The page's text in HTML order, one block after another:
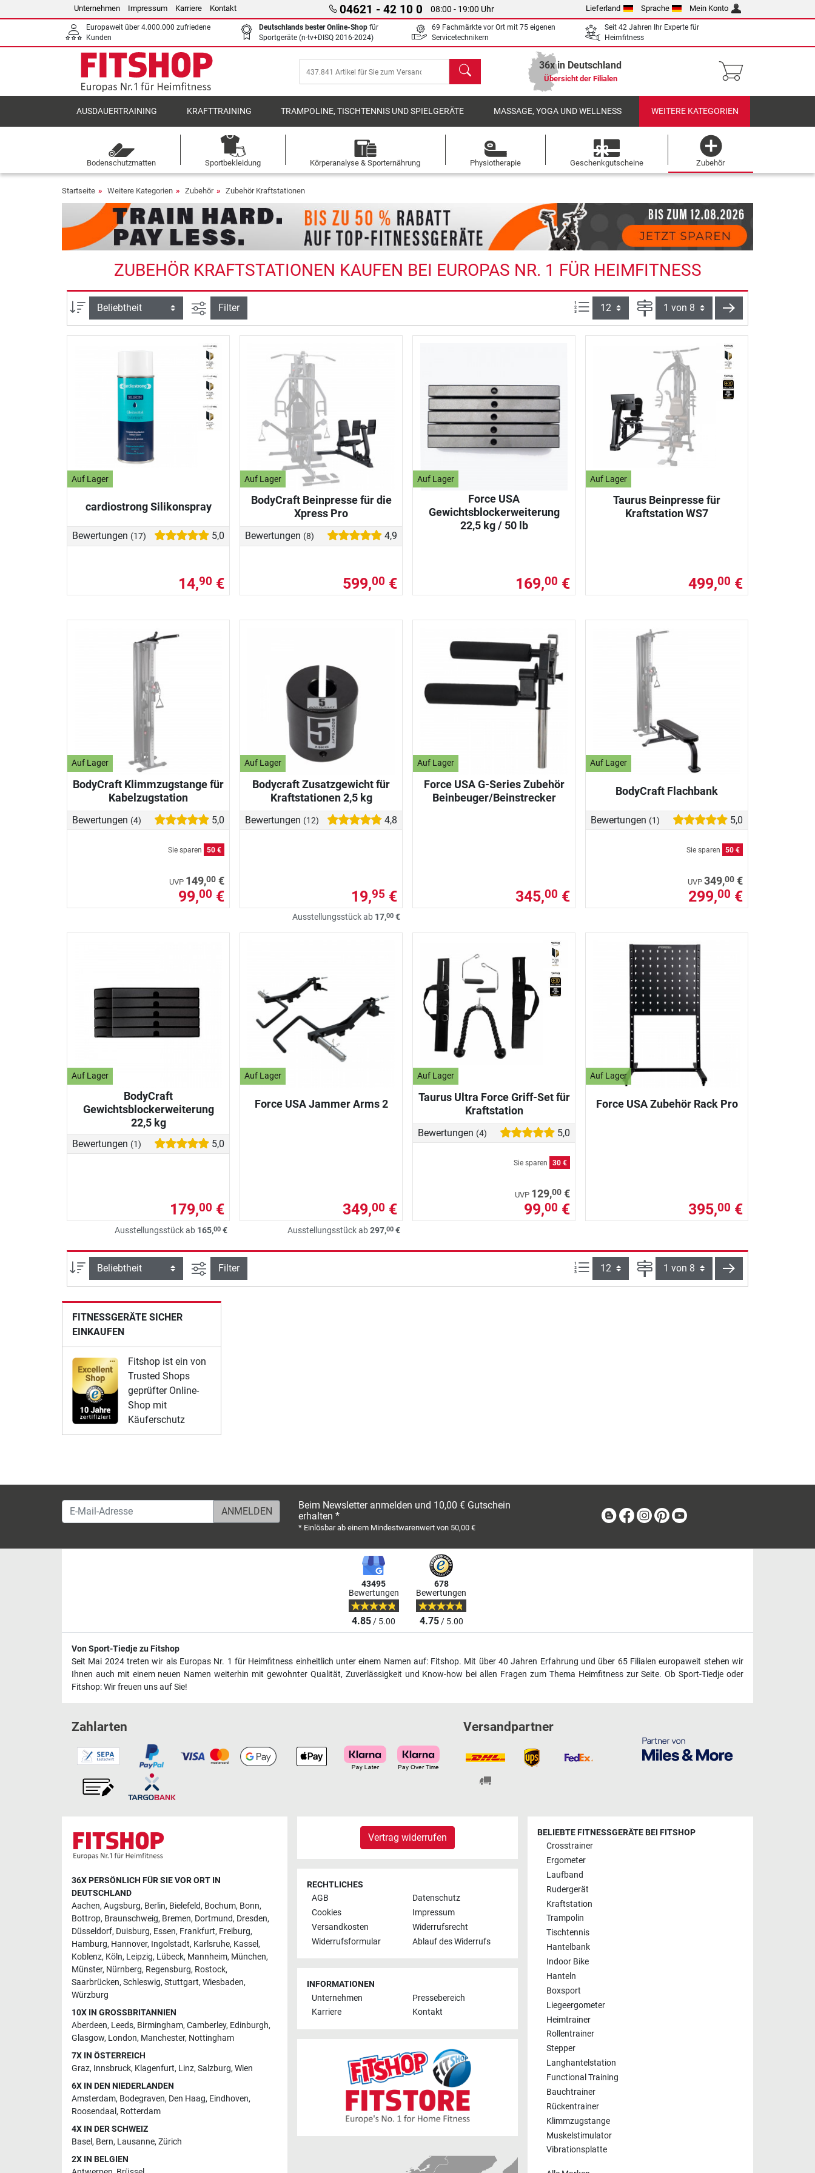
Unternehmen Impressum Karriere Kontakt 04621 - 42 10 0 08:00 - 19:00 Uhr Lieferland Sprache Mein Konto
Europaweit über 4.000.000 zufriedene
Kunden
Deutschlands bester Online-Shop für
Sportgeräte (n-tv+DISQ 2016-2024)
69 Fachmärkte vor Ort mit 75 eigenen
Servicetechnikern
Seit 42 Jahren Ihr Experte für
Heimfitness
Suchen 36x in Deutschland
Übersicht der Filialen
AUSDAUERTRAINING KRAFTTRAINING TRAMPOLINE, TISCHTENNIS UND SPIELGERÄTE MASSAGE, YOGA UND WELLNESS WEITERE KATEGORIEN
Bodenschutzmatten Sportbekleidung Körperanalyse & Sporternährung Physiotherapie Geschenkgutscheine Zubehör
Startseite Weitere Kategorien Zubehör Zubehör Kraftstationen
ZUBEHÖR KRAFTSTATIONEN KAUFEN BEI EUROPAS NR. 1 FÜR HEIMFITNESS
Sortierung Ansicht filtern
Filter Artikel pro Seite: Seite weiter
Auf Lager
cardiostrong Silikonspray
Bewertungen (17) 5,0
14,90 €
Auf Lager
BodyCraft Beinpresse für die
Xpress Pro
Bewertungen (8) 4,9
599,00 €
Auf Lager
Force USA
Gewichtsblockerweiterung
22,5 kg / 50 lb
169,00 €
Auf Lager
Taurus Beinpresse für
Kraftstation WS7
499,00 €
Auf Lager
BodyCraft Klimmzugstange für
Kabelzugstation
Bewertungen (4) 5,0
Sie sparen 50 €
UVP 149,00 €
99,00 €
Auf Lager
Bodycraft Zusatzgewicht für
Kraftstationen 2,5 kg
Bewertungen (12) 4,8
19,95 €
Ausstellungsstück ab 17,00 €
Auf Lager
Force USA G-Series Zubehör
Beinbeuger/Beinstrecker
345,00 €
Auf Lager
BodyCraft Flachbank
Bewertungen (1) 5,0
Sie sparen 50 €
UVP 349,00 €
299,00 €
Auf Lager
BodyCraft
Gewichtsblockerweiterung
22,5 kg
Bewertungen (1) 5,0
179,00 €
Ausstellungsstück ab 165,00 €
Auf Lager
Force USA Jammer Arms 2
349,00 €
Ausstellungsstück ab297,00 €
Auf Lager
Taurus Ultra Force Griff-Set für
Kraftstation
Bewertungen (4) 5,0
Sie sparen 30 €
UVP 129,00 €
99,00 €
Auf Lager
Force USA Zubehör Rack Pro
395,00 €
Sortierung Ansicht filtern
Filter Artikel pro Seite: Seite weiter
FITNESSGERÄTE SICHER
EINKAUFEN
Fitshop ist ein von
Trusted Shops
geprüfter Online-
Shop mit
Käuferschutz
E-Mail-Adresse
Beim Newsletter anmelden und 10,00 € Gutschein
erhalten *
* Einlösbar ab einem Mindestwarenwert von 50,00 €
BlogFacebook
Instagram
Pinterest
43495
Bewertungen
4.85/ 5.00
678
Bewertungen
4.75/ 5.00
Von Sport-Tiedje zu Fitshop
Seit Mai 2024 treten wir als Europas Nr. 1 für Heimfitness einheitlich unter einem Namen auf: Fitshop. Mit über 40 Jahren Erfahrung und über 65 Filialen europaweit stehen wir
Ihnen auch mit einem neuen Namen weiterhin mit gewohnter Qualität, Zuverlässigkeit und Know-how bei allen Fragen zum Thema Heimfitness zur Seite. Ob Sport-Tiedje oder
Fitshop: Wir freuen uns auf Sie!
Zahlarten Versandpartner
36X PERSÖNLICH FÜR SIE VOR ORT IN
DEUTSCHLAND
Aachen, Augsburg, Berlin, Bielefeld, Bochum, Bonn,
Bottrop, Braunschweig, Bremen, Dortmund, Dresden,
Düsseldorf, Duisburg, Essen, Frankfurt, Freiburg,
Hamburg, Hannover, Ingolstadt, Karlsruhe, Kassel,
Koblenz, Köln, Leipzig, Lübeck, Mannheim, München,
Münster, Nürnberg, Regensburg, Rostock,
Saarbrücken, Schleswig, Stuttgart, Wiesbaden,
Würzburg
10X IN GROSSBRITANNIEN
Aberdeen, Leeds, Birmingham, Camberley, Edinburgh,
Glasgow, London, Manchester, Nottingham
7X IN ÖSTERREICH
Graz, Innsbruck, Klagenfurt, Linz, Salzburg, Wien
6X IN DEN NIEDERLANDEN
Amsterdam, Bodegraven, Den Haag, Eindhoven,
Roosendaal , Rotterdam
4X IN DER SCHWEIZ
Basel, Bern, Lausanne, Zürich
2X IN BELGIEN
Vertrag widerrufen
RECHTLICHES
AGB
Datenschutz
Cookies
Impressum
Versandkosten
Widerrufsrecht
Widerrufsformular
Ablauf des Widerrufs
INFORMATIONEN
Unternehmen
Pressebereich
Karriere
Kontakt
BELIEBTE FITNESSGERÄTE BEI FITSHOP
Crosstrainer
Ergometer
Laufband
Rudergerät
Kraftstation
Trampolin
Tischtennis
Hantelbank
Indoor Bike
Hanteln
Boxsport
Liegeergometer
Heimtrainer
Rollentrainer
Stepper
Langhantelstation
Functional Training
Bauchtrainer
Rückentrainer
Klimmzugstange
Muskelstimulator
Vibrationsplatte